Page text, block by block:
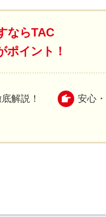
ならTAC
ポイント！
解説！ 安心